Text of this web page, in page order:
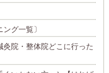
グ一覧〕
灸院・整体院どこに行った